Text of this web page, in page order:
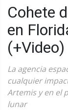
Cohete
en
(+Video)
La agencia
cualquier
Artemis y en el
lunar